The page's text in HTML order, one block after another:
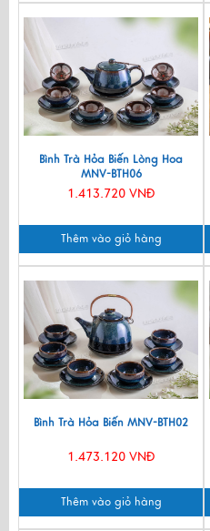
Bình Trà Hỏa Biến Lòng Hoa
MNV-BTH06
1.413.720 VNĐ
Thêm vào giỏ hàng
Bình Trà Hỏa Biến MNV-BTH02
1.473.120 VNĐ
Thêm vào giỏ hàng